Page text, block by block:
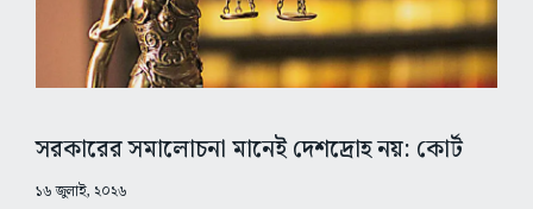
সরকারের সমালোচনা মানেই দেশদ্রোহ নয়: কোর্ট
১৬ জুলাই, ২০২৬